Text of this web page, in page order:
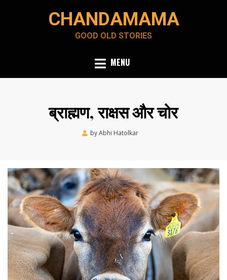
CHANDAMAMA
GOOD OLD STORIES
MENU
ब्राह्मण, राक्षस और चोर
byAbhi Hatolkar